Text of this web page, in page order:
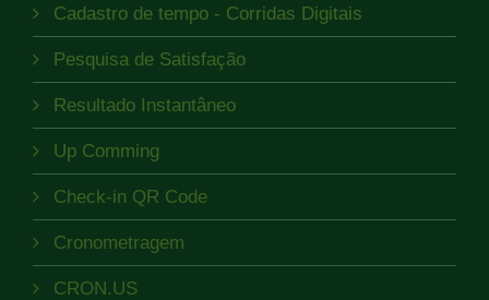
Cadastro de tempo - Corridas Digitais
Pesquisa de Satisfação
Resultado Instantâneo
Up Comming
Check-in QR Code
Cronometragem
CRON.US